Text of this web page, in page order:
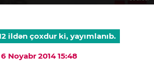
ildən çoxdur ki, yayımlanıb.
Noyabr 2014 15:48